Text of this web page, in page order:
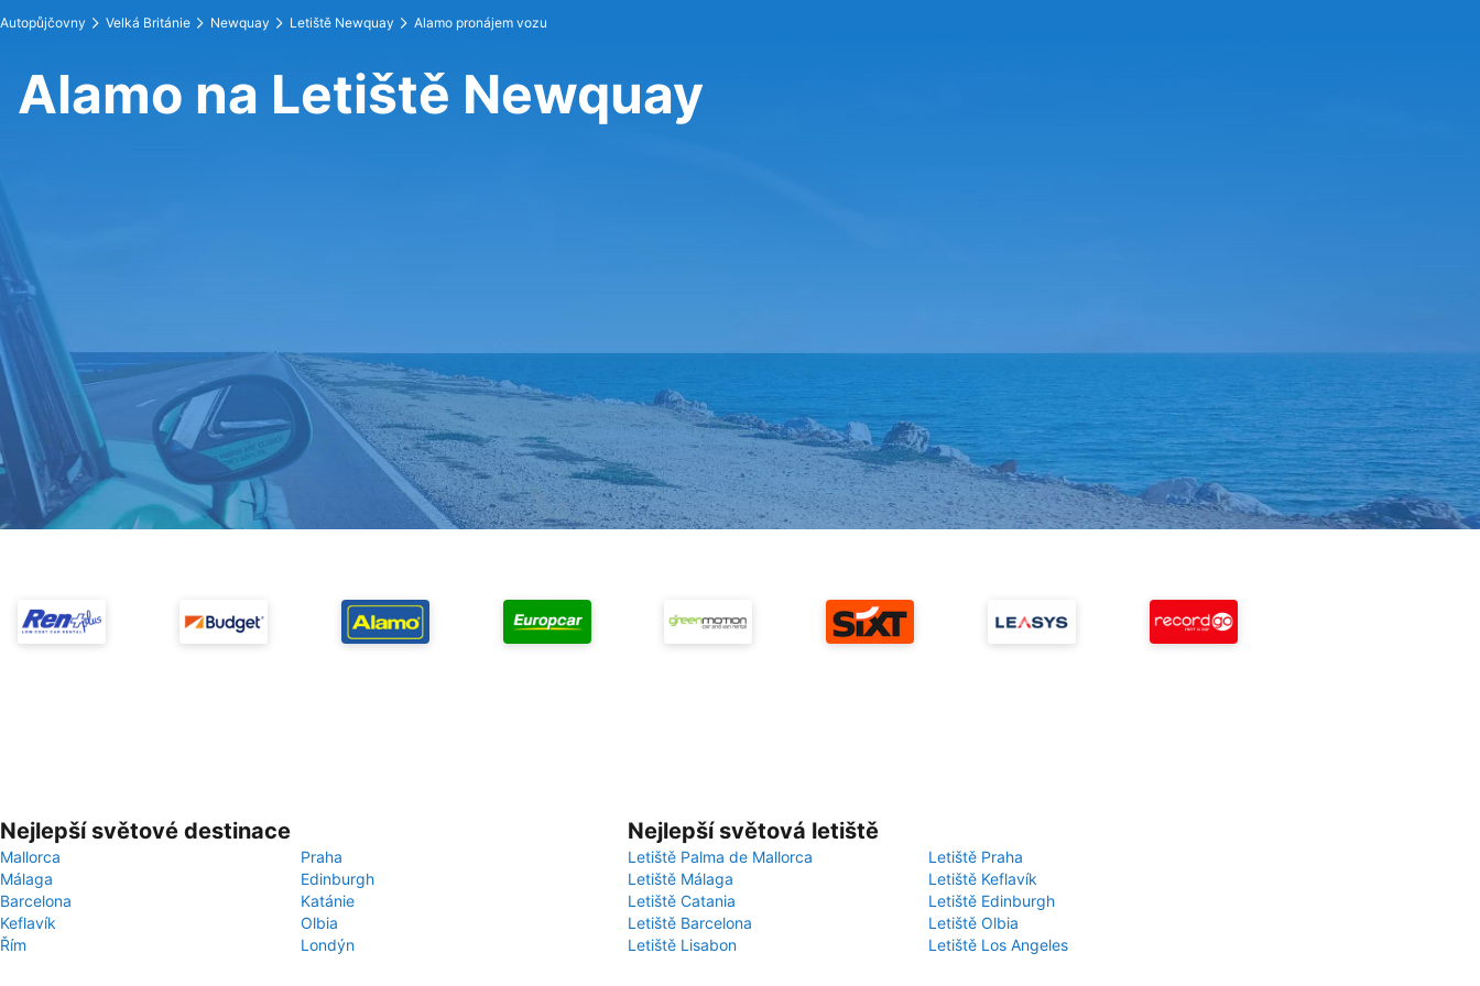
Autopůjčovny Velká Británie Newquay Letiště Newquay Alamo pronájem vozu
Alamo na Letiště Newquay
Nejlepší světové destinace
Mallorca
Praha
Málaga
Edinburgh
Barcelona
Katánie
Keflavík
Olbia
Řím
Londýn
Nejlepší světová letiště
Letiště Palma de Mallorca
Letiště Praha
Letiště Málaga
Letiště Keflavík
Letiště Catania
Letiště Edinburgh
Letiště Barcelona
Letiště Olbia
Letiště Lisabon
Letiště Los Angeles